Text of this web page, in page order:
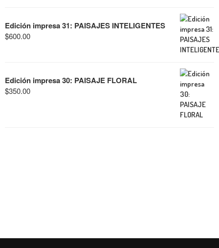
Edición impresa 31: PAISAJES INTELIGENTES
$600.00
Edición impresa 30: PAISAJE FLORAL
$350.00